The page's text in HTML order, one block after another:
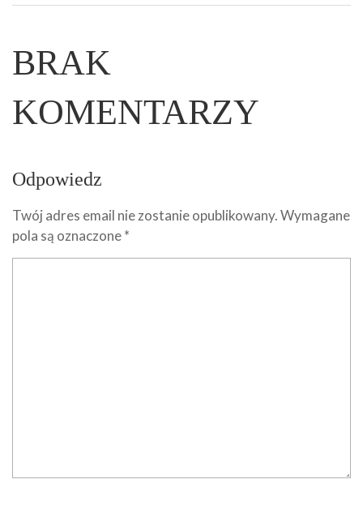
BRAK
KOMENTARZY
Odpowiedz
Twój adres email nie zostanie opublikowany.Wymagane
pola są oznaczone*